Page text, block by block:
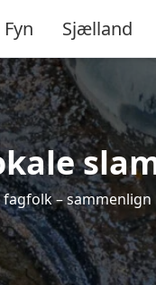
Fyn Sjælland
–